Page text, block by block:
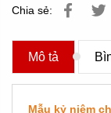
Chia sẻ:
Mô tả
Mẫu kỷ niệm